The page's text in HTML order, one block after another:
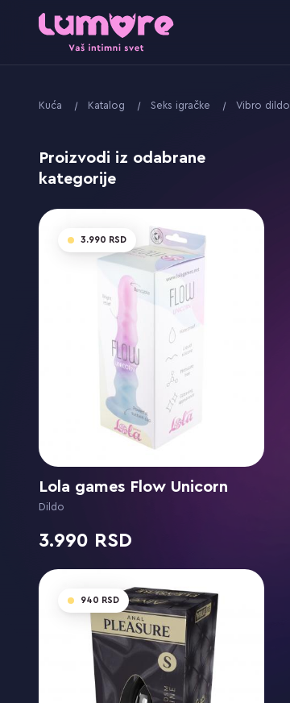
Kuća Katalog Seks igračke Vibro dildo
Proizvodi iz odabrane
kategorije
3.990
Lola games Flow Unicorn
Dildo
3.990
940